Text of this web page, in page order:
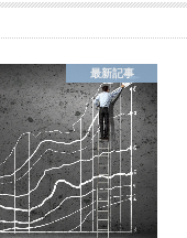
最新記事